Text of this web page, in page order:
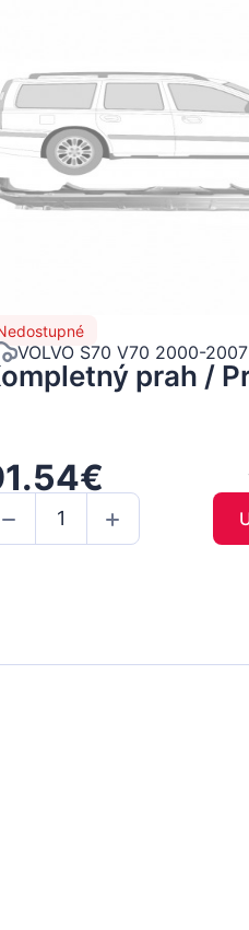
VOLVO S70 V70 2000-2007
prah /